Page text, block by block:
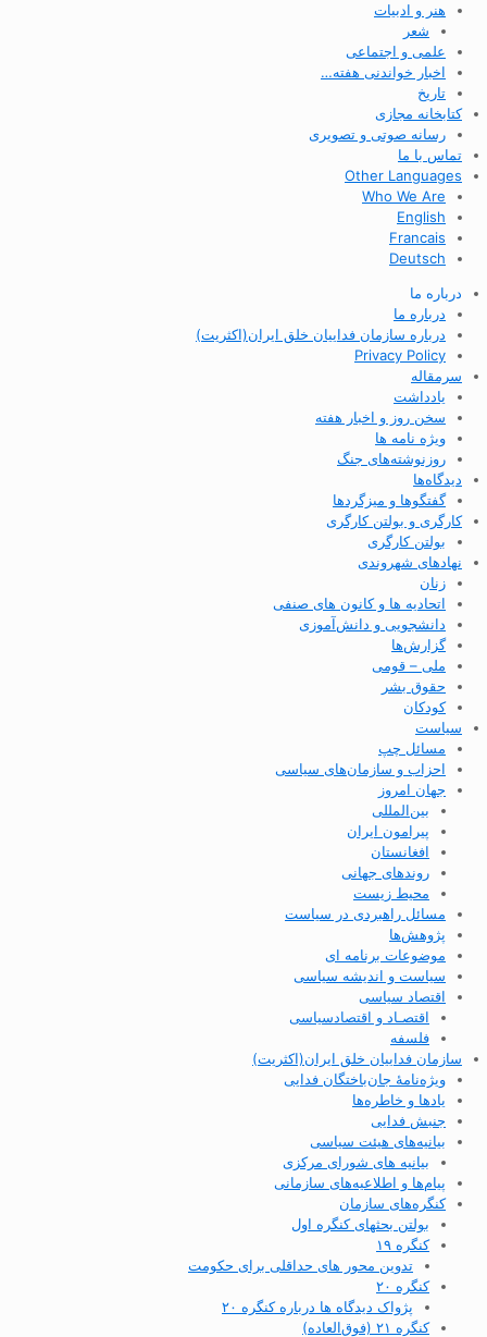
هنر و ادبیات
شعر
علمی و اجتماعی
اخبار خواندنی هفته…
تاریخ
کتابخانه مجازی
رسانه صوتی و تصویری
تماس با ما
Other Languages
Who We Are
English
Francais
Deutsch
درباره ما
درباره ما
درباره سازمان فداییان خلق ایران(اکثریت)
Privacy Policy
سرمقاله
یادداشت
سخن روز و اخبار هفته
ویژه نامه ها
روزنوشته‌های جنگ
دیدگاه‌ها
گفتگوها و میزگردها
کارگری و بولتن کارگری
بولتن کارگری
نهادهای شهروندی
زنان
اتحادیه ها و کانون های صنفی
دانشجویی و دانش‌آموزی
گزارش‌ها
ملی – قومی
حقوق بشر
کودکان
سیاست
مسائل چپ
احزاب و سازمان‌های سیاسی
جهان امروز
بین‌المللی
پیرامون ایران
افغانستان
روندهای جهانی
محیط زیست
مسائل راهبردی در سیاست
پژوهش‌ها
موضوعات برنامه ای
سیاست و اندیشه سیاسی
اقتصاد سیاسی
اقتصـاد و اقتصاد‌سیاسی
فلسفه
سازمان فداییان خلق ایران(اکثریت)
ویژه‌نامهٔ جان‌باختگان فدایی
یادها و خاطره‌ها
جنبش فدایی
بیانیه‌های هیئت سیاسی
بیانیه های شورای مرکزی
پیام‌ها و اطلاعیه‌های سازمانی
کنگره‌های سازمان
بولتن بحثهای کنگره اول
کنگره ۱۹
تدوین محور های حداقلی برای حکومت
کنگره ۲۰
پژواک دیدگاه ها درباره کنگره ۲۰
کنگره ۲۱ (فوق‌العاده)